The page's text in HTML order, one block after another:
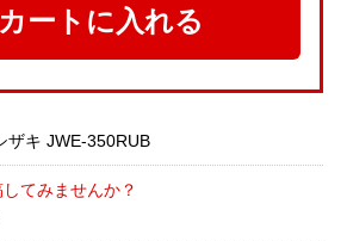
カートに入れる
ザキ JWE-350RUB
てみませんか？